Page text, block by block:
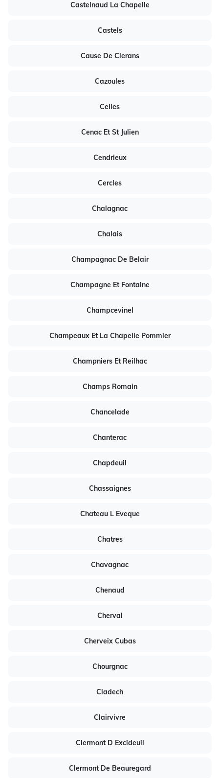
Castelnaud La Chapelle
Castels
Cause De Clerans
Cazoules
Celles
Cenac Et St Julien
Cendrieux
Cercles
Chalagnac
Chalais
Champagnac De Belair
Champagne Et Fontaine
Champcevinel
Champeaux Et La Chapelle Pommier
Champniers Et Reilhac
Champs Romain
Chancelade
Chanterac
Chapdeuil
Chassaignes
Chateau L Eveque
Chatres
Chavagnac
Chenaud
Cherval
Cherveix Cubas
Chourgnac
Cladech
Clairvivre
Clermont D Excideuil
Clermont De Beauregard